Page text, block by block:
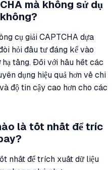
mà không sử dụ
cụ giải CAPTCHA dựa
hỏi đầu tư đáng kể vào
tầng. Đối với hầu hết các
dụng hiệu quả hơn về chi
độ tin cậy cao hơn cho các
là tốt nhất để tríc
nhất để trích xuất dữ liệu